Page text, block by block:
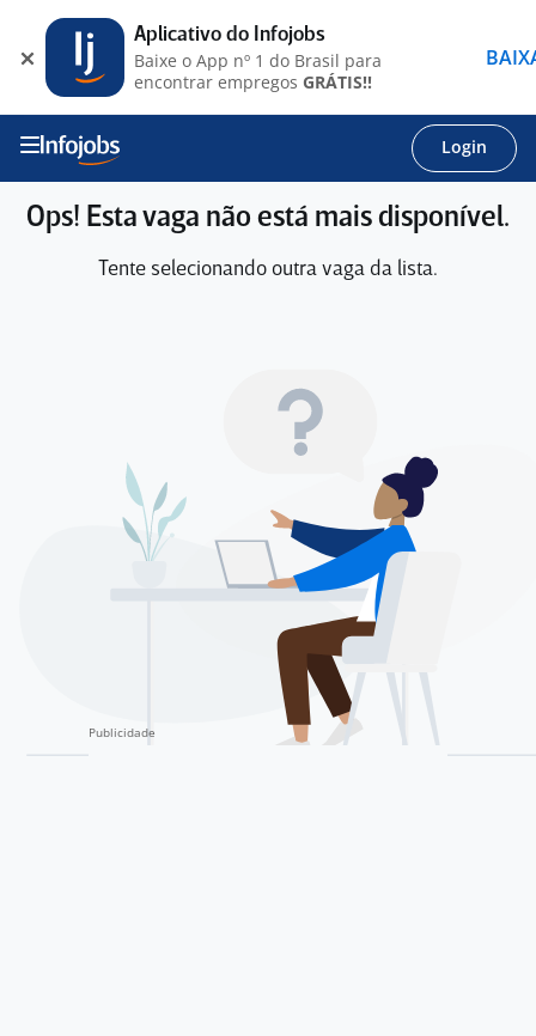
Login
Ops! Esta vaga não está mais disponível.
Tente selecionando outra vaga da lista.
Aplicativo do Infojobs
Baixe o App nº 1 do Brasil para
encontrar empregos GRÁTIS!!